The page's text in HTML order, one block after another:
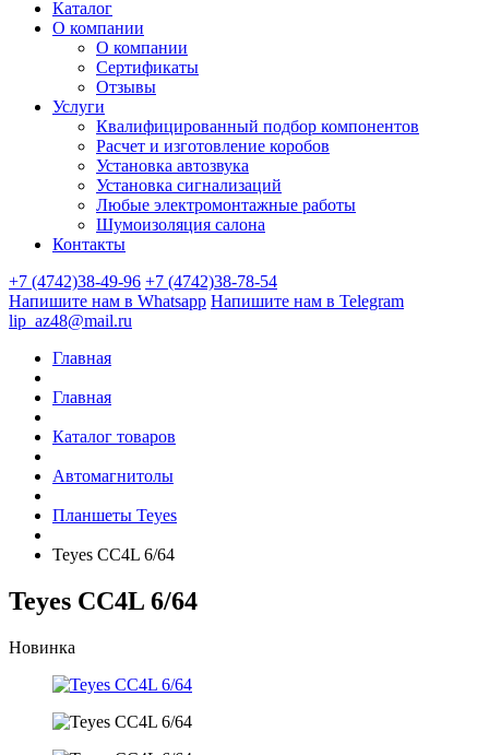
Каталог
О компании
О компании
Сертификаты
Отзывы
Услуги
Квалифицированный подбор компонентов
Расчет и изготовление коробов
Установка автозвука
Установка сигнализаций
Любые электромонтажные работы
Шумоизоляция салона
Контакты
+7 (4742)38-49-96 +7 (4742)38-78-54
Напишите нам в Whatsapp Напишите нам в Telegram
lip_az48@mail.ru
Главная
Главная
Каталог товаров
Автомагнитолы
Планшеты Teyes
Teyes CC4L 6/64
Teyes CC4L 6/64
Новинка